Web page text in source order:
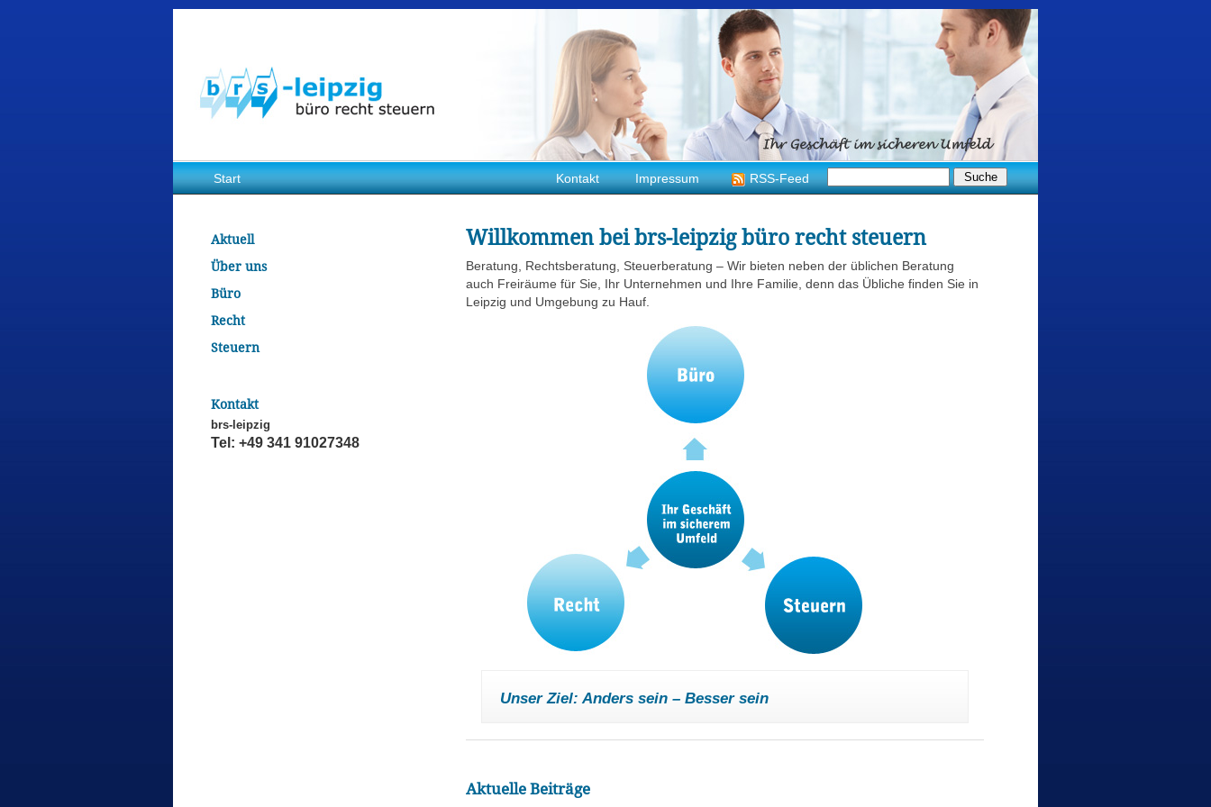
Start Kontakt Impressum RSS-Feed
Willkommen bei brs-leipzig büro recht steuern
Beratung, Rechtsberatung, Steuerberatung – Wir bieten neben der üblichen Beratung
auch Freiräume für Sie, Ihr Unternehmen und Ihre Familie, denn das Übliche finden Sie in
Leipzig und Umgebung zu Hauf.
Unser Ziel: Anders sein – Besser sein
Aktuelle Beiträge
Aktuell
Über uns
Büro
Recht
Steuern
Kontakt
brs-leipzig
Tel: +49 341 91027348